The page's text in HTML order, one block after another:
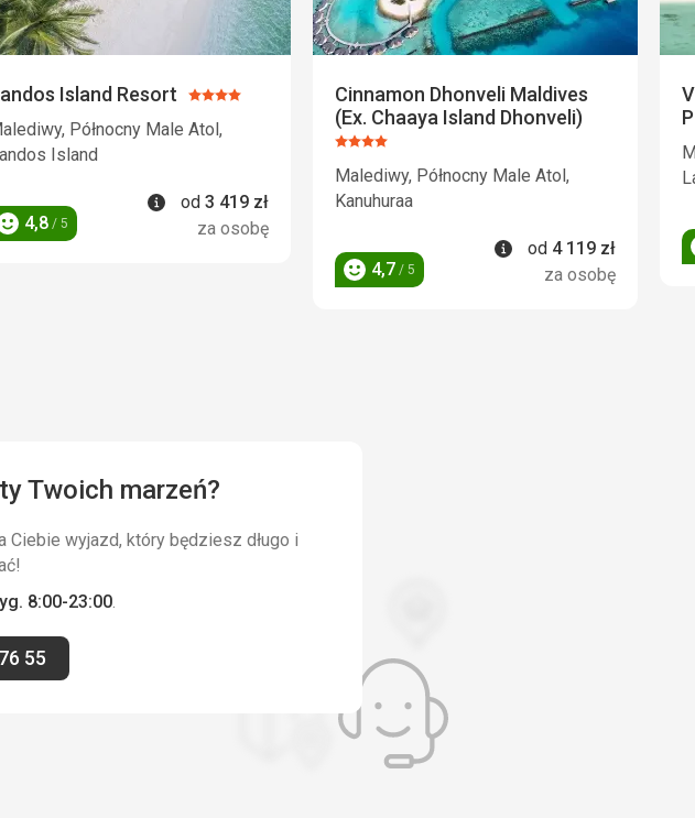
Island Resort Ocena:
4/5
Północny Male Atol,
Island
4,8 / 5
Informacje
od 3 419 zł
za osobę
Cinnamon Dhonveli Maldives
(Ex. Chaaya Island Dhonveli)
Ocena:
4/5
Malediwy, Północny Male Atol,
Kanuhuraa
Ocena
4,7 / 5
Informacje
od 4 119 zł
za osobę
Twoich marzeń?
wyjazd, który będziesz długo i
8:00-23:00.
55